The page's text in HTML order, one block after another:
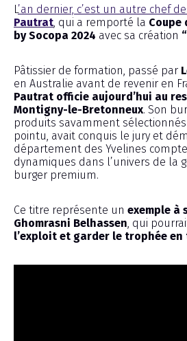
L’an dernier, c’est un autre chef
Pautrat, qui a remporté la Coupe
by Socopa 2024 avec sa création
Pâtissier de formation, passé par
en Australie avant de revenir en
Pautrat officie aujourd’hui au
Montigny-le-Bretonneux. Son
produits savamment
pointu, avait conquis le jury et
département des Yvelines
dynamiques dans l’univers de la
burger premium.
Ce titre représente un exemple à
Ghomrasni Belhassen, qui
l’exploit et garder le trophée